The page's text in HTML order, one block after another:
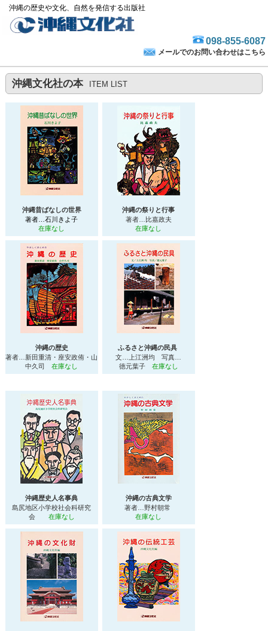
沖縄の歴史や文化、自然を発信する出版社
098-855-6087
メールでのお問い合わせはこちら
沖縄文化社の本 ITEM LIST
沖縄昔ばなしの世界
著者…石川きよ子
在庫なし
沖縄の祭りと行事
著者…比嘉政夫
在庫なし
沖縄の歴史
著者…新田重清・座安政侑・山
中久司在庫なし
ふるさと沖縄の民具
文…上江洲均 写真…
徳元葉子
在庫なし
沖縄歴史人名事典
島尻地区小学校社会科研究
会 在庫なし
沖縄の古典文学
著者…野村朝常
在庫なし